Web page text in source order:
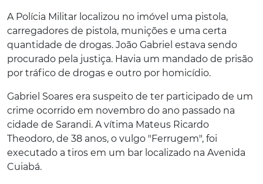
A Polícia Militar localizou no imóvel uma pistola,
carregadores de pistola, munições e uma certa
quantidade de drogas. João Gabriel estava sendo
procurado pela justiça. Havia um mandado de prisão
por tráfico de drogas e outro por homicídio.
Gabriel Soares era suspeito de ter participado de um
crime ocorrido em novembro do ano passado na
cidade de Sarandi. A vítima Mateus Ricardo
Theodoro, de 38 anos, o vulgo "Ferrugem", foi
executado a tiros em um bar localizado na Avenida
Cuiabá.